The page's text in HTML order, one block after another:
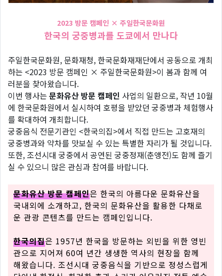
2023 방문 캠페인 × 주일한국문화원
한국의 궁중병과를 도쿄에서 만나다
주일한국문화원, 문화재청, 한국문화재재단에서 공동으로 개최
하는 <2023 방문 캠페인 × 주일한국문화원>이 봄과 함께 여
러분을 찾아왔습니다.
이번 행사는 문화유산 방문 캠페인 사업의 일환으로, 작년 10월
에 한국문화원에서 실시하여 호평을 받았던 궁중병과 체험행사
를 확대하여 개최합니다.
궁중음식 전문기관인 <한국의집>에서 직접 만드는 고호재의
궁중병과와 약차를 맛보실 수 있는 특별한 자리가 될 것입니다.
또한, 조선시대 궁중에서 공연된 궁중정재(춘앵전)도 함께 즐기
실 수 있으니 많은 관심과 참여를 바랍니다.
문화유산 방문 캠페인은 한국의 아름다운 문화유산을
국내외에 소개하고, 한국의 문화유산을 활용한 다채로
운 관광 콘텐츠를 만드는 캠페인입니다.
한국의집은 1957년 한국을 방문하는 외빈을 위한 영빈
관으로 지어져 60여 년간 생생한 역사의 현장을 함께
해왔습니다. 조선시대 궁중음식을 기반으로 정성스럽게